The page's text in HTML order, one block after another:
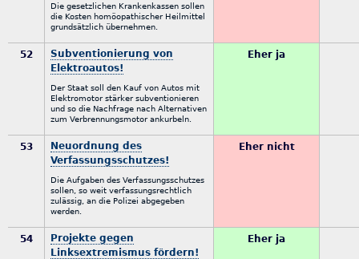
Die gesetzlichen Krankenkassen sollen
die Kosten homöopathischer Heilmittel
grundsätzlich übernehmen.
52
Subventionierung von
Elektroautos!
Der Staat soll den Kauf von Autos mit
Elektromotor stärker subventionieren
und so die Nachfrage nach Alternativen
zum Verbrennungsmotor ankurbeln.
Eher ja
53
Neuordnung des
Verfassungsschutzes!
Die Aufgaben des Verfassungsschutzes
sollen, so weit verfassungsrechtlich
zulässig, an die Polizei abgegeben
werden.
Eher nicht
54
Projekte gegen
Linksextremismus fördern!
Eher ja